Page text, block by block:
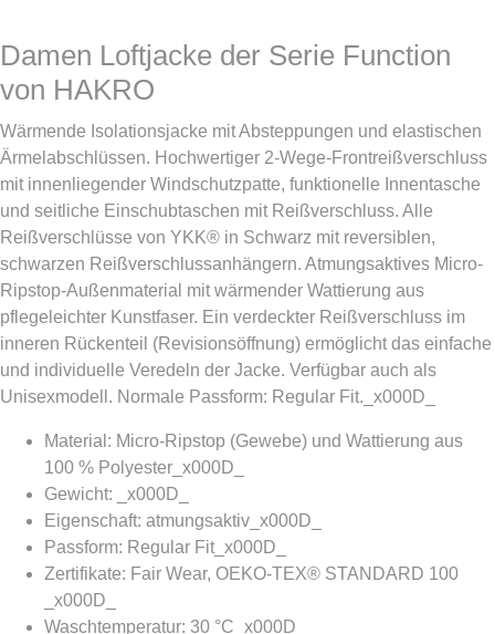
Damen Loftjacke der Serie Function
von HAKRO
Wärmende Isolationsjacke mit Absteppungen und elastischen
Ärmelabschlüssen. Hochwertiger 2-Wege-Frontreißverschluss
mit innenliegender Windschutzpatte, funktionelle Innentasche
und seitliche Einschubtaschen mit Reißverschluss. Alle
Reißverschlüsse von YKK® in Schwarz mit reversiblen,
schwarzen Reißverschlussanhängern. Atmungsaktives Micro-
Ripstop-Außenmaterial mit wärmender Wattierung aus
pflegeleichter Kunstfaser. Ein verdeckter Reißverschluss im
inneren Rückenteil (Revisionsöffnung) ermöglicht das einfache
und individuelle Veredeln der Jacke. Verfügbar auch als
Unisexmodell. Normale Passform: Regular Fit._x000D_
Material: Micro-Ripstop (Gewebe) und Wattierung aus
100 % Polyester_x000D_
Gewicht: _x000D_
Eigenschaft: atmungsaktiv_x000D_
Passform: Regular Fit_x000D_
Zertifikate: Fair Wear, OEKO-TEX® STANDARD 100
_x000D_
Waschtemperatur: 30 °C_x000D_